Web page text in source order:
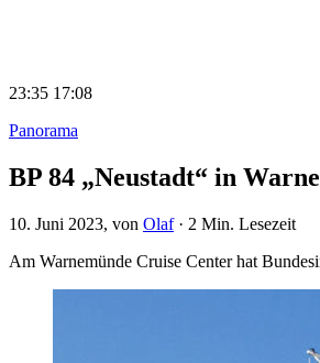
23:35 17:08
Panorama
BP 84 „Neustadt“ in
10. Juni 2023, von Olaf· 2 Min. Lesezeit
Am Warnemünde Cruise Center hat